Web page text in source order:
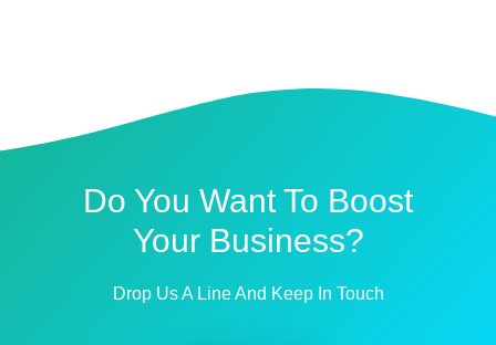
Do You Want To Boost
Your Business?
Drop Us A Line And Keep In Touch